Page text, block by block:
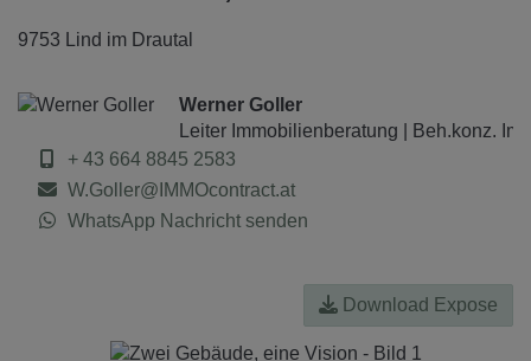
9753 Lind im Drautal
Werner Goller
Leiter Immobilienberatung | Beh.konz.
+ 43 664 8845 2583
W.Goller@IMMOcontract.at
WhatsApp Nachricht senden
Download Expose